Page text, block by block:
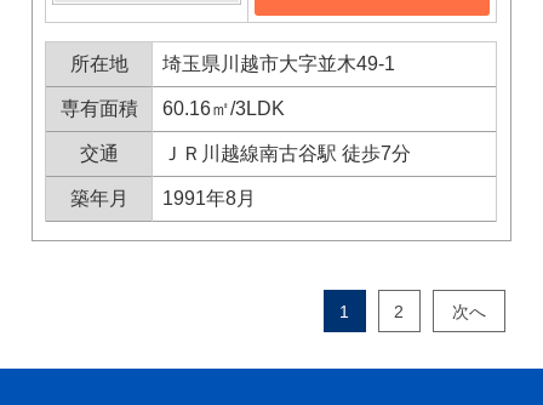
所在地 埼玉県川越市大字並木49-1
専有面積 60.16㎡/3LDK
交通 ＪＲ川越線南古谷駅 徒歩7分
築年月 1991年8月
1 2 次へ